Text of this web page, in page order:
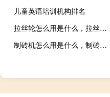
儿童英语培训机构排名
拉丝轮怎么用是什么，拉丝轮怎么用2021价格和图文详情
制砖机怎么用是什么，制砖机怎么用2021价格和图文详情